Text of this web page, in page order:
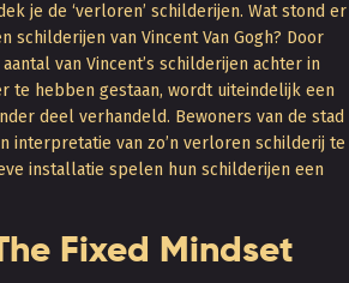
je de ‘verloren’ schilderijen. Wat stond er
van Vincent Van Gogh? Door
van Vincent’s schilderijen achter in
te hebben gestaan, wordt uiteindelijk een
deel verhandeld. Bewoners van de stad
interpretatie van zo’n verloren schilderij te
installatie spelen hun schilderijen een
Fixed Mindset